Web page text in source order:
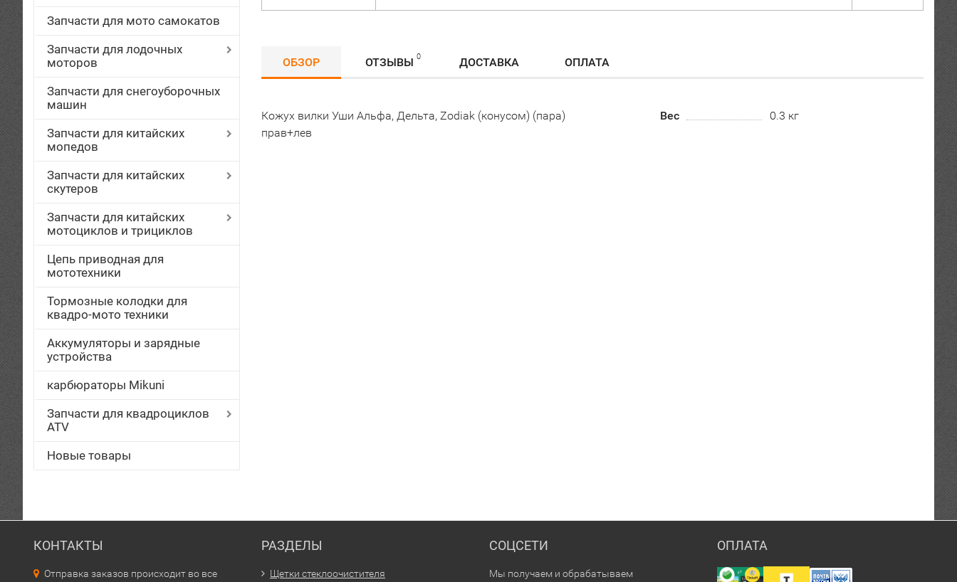
Запчасти для мото самокатов
Запчасти для лодочных
моторов
Запчасти для снегоуборочных
машин
Запчасти для китайских
мопедов
Запчасти для китайских
скутеров
Запчасти для китайских
мотоциклов и трициклов
Цепь приводная для
мототехники
Тормозные колодки для
квадро-мото техники
Аккумуляторы и зарядные
устройства
карбюраторы Mikuni
Запчасти для квадроциклов
ATV
Новые товары
ОБЗОР ОТЗЫВЫ 0 ДОСТАВКА ОПЛАТА
Кожух вилки Уши Альфа, Дельта, Zodiak (конусом) (пара)
прав+лев
Вес 0.3 кг
КОНТАКТЫ
Отправка заказов происходит во все
РАЗДЕЛЫ
Щетки стеклоочистителя
СОЦСЕТИ
Мы получаем и обрабатываем
ОПЛАТА